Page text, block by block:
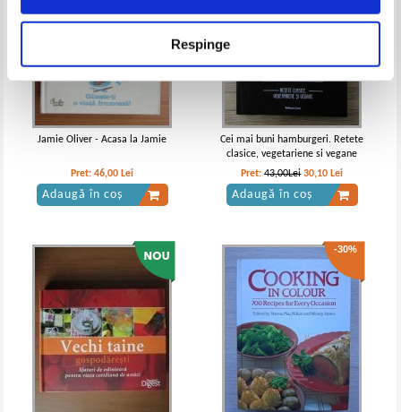
Respinge
Jamie Oliver - Acasa la Jamie
Pret:46,00 Lei
Adaugă în coș
Cei mai buni hamburgeri. Retete
clasice, vegetariene si vegane
Pret:43,00Lei 30,10 Lei
Adaugă în coș
-30%